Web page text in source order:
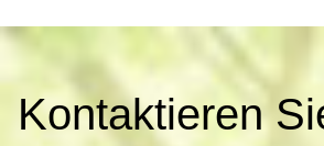
o
nKontaktieren